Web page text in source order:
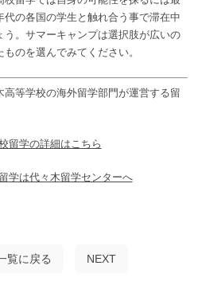
の各国の学生と触れ合う事で滞在中
う。サマーキャンプは選択肢が広いの
のを選んでみてください。
等学校の海外留学部門が運営する留
留学の詳細はこちら
学は代々木留学センターへ
覧に戻る NEXT